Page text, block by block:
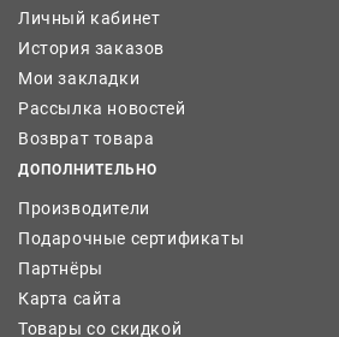
Личный кабинет
История заказов
Мои закладки
Рассылка новостей
Возврат товара
ДОПОЛНИТЕЛЬНО
Производители
Подарочные сертификаты
Партнёры
Карта сайта
Товары со скидкой